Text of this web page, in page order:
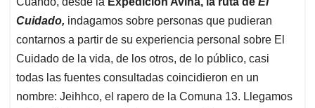
A
p
p
o
o
k
d
I
n
d
s
Cuidado, indagamos sobre personas que pudieran
contarnos a partir de su experiencia personal sobre El
Cuidado de la vida, de los otros, de lo público, casi
todas las fuentes consultadas coincidieron en un
nombre: Jeihhco, el rapero de la Comuna 13. Llegamos